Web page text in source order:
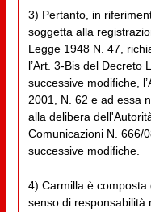
3) Pertanto, in
soggetta alla
Legge 1948 N. 47,
l’Art. 3-Bis del Decreto
successive modifiche,
2001, N. 62 e ad essa
alla delibera
Comunicazioni N. 666/
successive modifiche.
4) Carmilla è
senso di responsabilità